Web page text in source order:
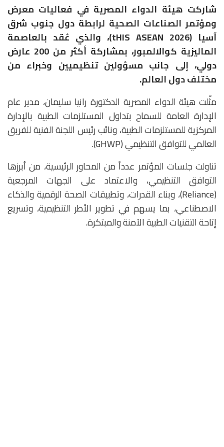
شاركت هيئة الدواء المصرية في فعاليات معرض
ومؤتمر الصناعات الصحية لرابطة دول جنوب شرق
آسيا (tHIS ASEAN 2026)، والذي عُقد بالعاصمة
الماليزية كوالالمبور، بمشاركة أكثر من 200 عارض
دولي، إلى جانب مسؤولين تنظيميين وخبراء من
مختلف دول العالم.
مثّلت هيئة الدواء المصرية الدكتورة رانيا سليمان، مدير عام
الإدارة العامة للسماح بتداول المستلزمات الطبية بالإدارة
المركزية للمستلزمات الطبية، ونائب رئيس اللجنة الفنية للفريق
العالمي للتوافق التنظيمي (GHWP).
تناولت جلسات المؤتمر عدداً من المحاور الرئيسية، من أبرزها
التوافق التنظيمي، والاعتماد على الجهات المرجعية
(Reliance)، وبناء القدرات، وتطبيقات الصحة الرقمية والذكاء
الاصطناعي، بما يسهم في تطوير الأطر التنظيمية، وتسريع
إتاحة التقنيات الطبية الآمنة والمبتكرة.